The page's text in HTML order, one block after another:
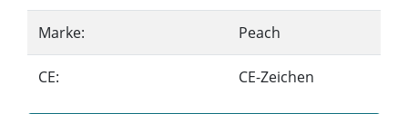
Marke: Peach
CE: CE-Zeichen